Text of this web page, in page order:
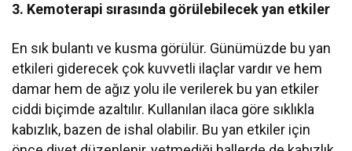
3. Kemoterapi sırasında görülebilecek yan etkiler
En sık bulantı ve kusma görülür. Günümüzde bu yan
etkileri giderecek çok kuvvetli ilaçlar vardır ve hem
damar hem de ağız yolu ile verilerek bu yan etkiler
ciddi biçimde azaltılır. Kullanılan ilaca göre sıklıkla
kabızlık, bazen de ishal olabilir. Bu yan etkiler için